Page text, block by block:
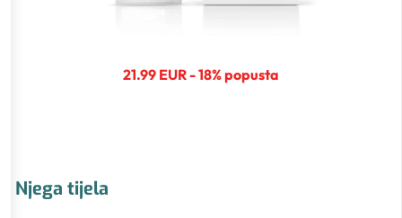
21.99 EUR - 18% popusta
Njega tijela